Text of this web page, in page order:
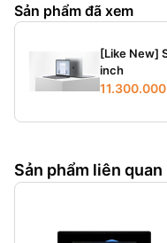
Sản phẩm đã xem
[Like New]
inch
Sản phẩm liên quan